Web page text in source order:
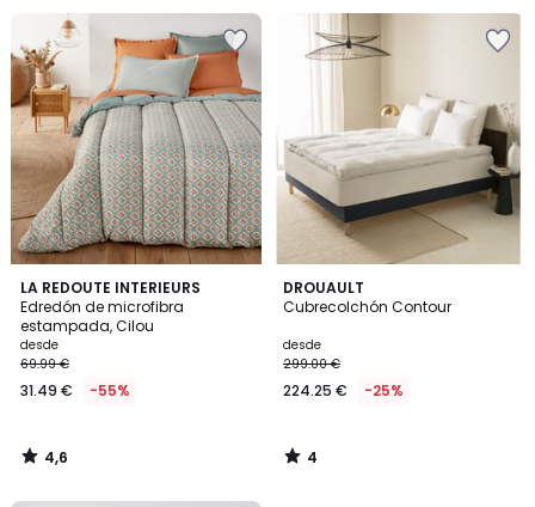
LA REDOUTE INTERIEURS
Edredón de microfibra
estampada, Cilou
desde
69.99 €
31.49 € -55%
4,6
/ 5
4,6
/
DROUAULT
Cubrecolchón Contour
desde
299.00 €
224.25 € -25%
4
/
4
/